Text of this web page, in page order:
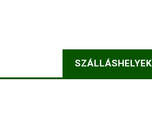
SZÁLLÁSHELYEK